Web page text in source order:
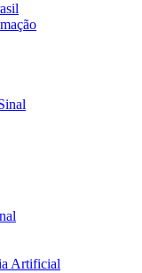
Artificial